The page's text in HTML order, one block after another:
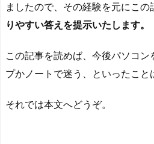
ましたので、その経験を元にこの
りやすい答えを提示いたします。
この記事を読めば、今後パソコ
プかノートで迷う、といったこと
それでは本文へどうぞ。